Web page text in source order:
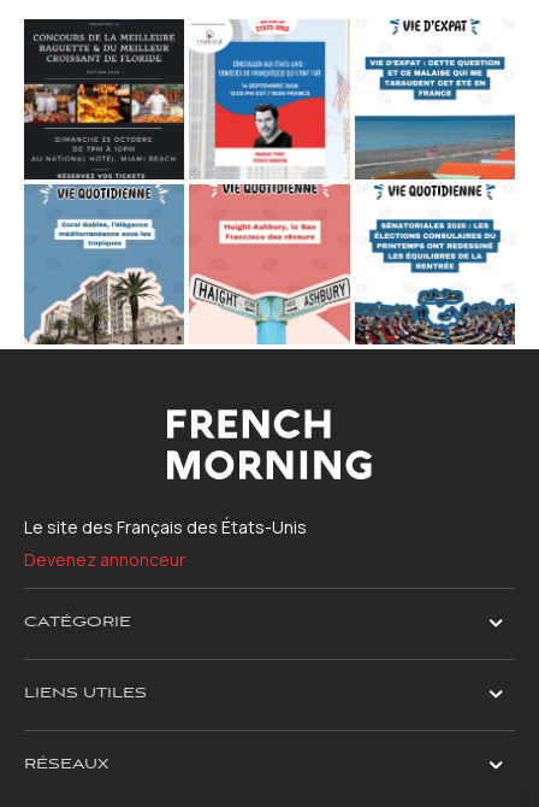
Le site des Français des États-Unis
Devenez annonceur
CATÉGORIE
LIENS UTILES
RÉSEAUX